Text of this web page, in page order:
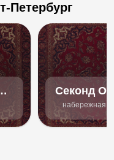
Петербург
Секонд Off
набережная